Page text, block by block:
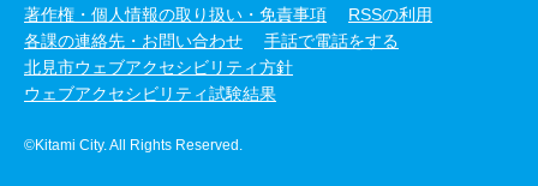
著作権・個人情報の取り扱い・免責事項
RSSの利用
各課の連絡先・お問い合わせ
手話で電話をする
北見市ウェブアクセシビリティ方針
ウェブアクセシビリティ試験結果
©Kitami City. All Rights Reserved.